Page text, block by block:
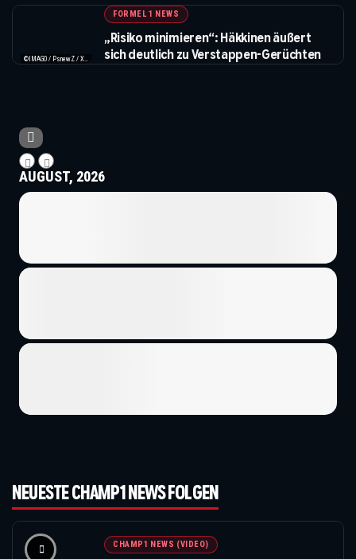
FORMEL 1 NEWS
„Risiko minimieren“: Häkkinen äußert
sich deutlich zu Verstappen-Gerüchten
AUGUST, 2026
NEUESTE CHAMP1 NEWS FOLGEN
CHAMP1 NEWS (VIDEO)